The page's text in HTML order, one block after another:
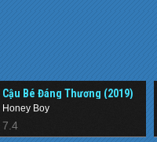
Cậu Bé Đáng Thương (2019)
Honey Boy
7.4